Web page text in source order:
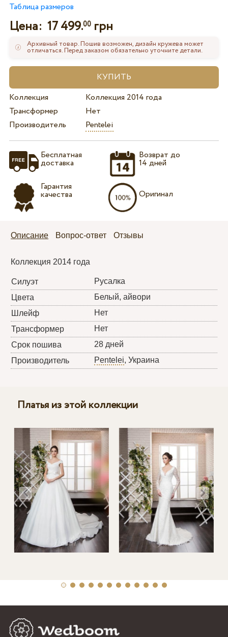
Таблица размеров
Цена: 17 499.00грн
Архивный товар. Пошив возможен, дизайн кружева может
отличаться. Перед заказом обязательно уточните детали.
Коллекция
Коллекция 2014 года
Трансформер
Нет
Производитель
Pentelei
Бесплатная
доставка
Гарантия
качества
Возврат до
14 дней
Оригинал
Описание Вопрос-ответ Отзывы
Коллекция 2014 года
Силуэт
Русалка
Цвета
Белый, айвори
Шлейф
Нет
Трансформер
Нет
Срок пошива
28 дней
Производитель
Pentelei, Украина
Платья из этой коллекции